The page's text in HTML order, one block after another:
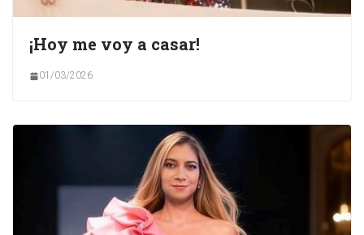
¡Hoy me voy a casar!
01/03/2026